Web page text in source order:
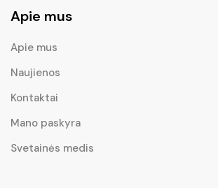
Apie mus
Apie mus
Naujienos
Kontaktai
Mano paskyra
Svetainės medis